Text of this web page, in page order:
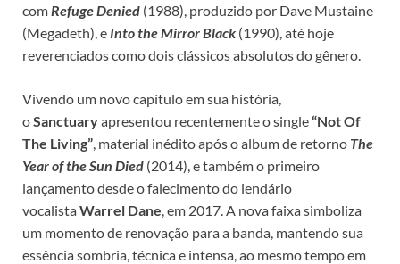
comRefuge Denied (1988), produzido por Dave Mustaine
(Megadeth), e Into the Mirror Black (1990), até hoje
reverenciados como dois clássicos absolutos do gênero.​
Vivendo um novo capítulo em sua história,
oSanctuaryapresentou recentemente o single“Not Of
The Living”, material inédito após o album de retorno The
Year of the Sun Died (2014), e também o primeiro
lançamento desde o falecimento do lendário
vocalistaWarrel Dane, em 2017. A nova faixa simboliza
um momento de renovação para a banda, mantendo sua
essência sombria, técnica e intensa, ao mesmo tempo em